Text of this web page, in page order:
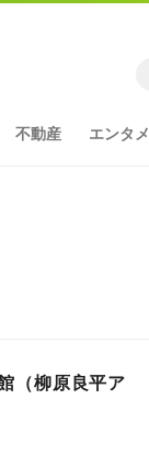
不動産 エンタメ
（柳原良平ア